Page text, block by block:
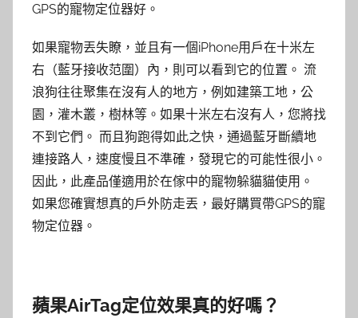
GPS的寵物定位器好。
如果寵物丟失瞭，並且有一個iPhone用戶在十米左
右（藍牙接收范圍）內，則可以看到它的位置。 流
浪狗往往聚集在沒有人的地方，例如建築工地，公
園，灌木叢，樹林等。如果十米左右沒有人，您將找
不到它們。 而且狗跑得如此之快，通過藍牙斷續地
連接路人，速度慢且不準確，發現它的可能性很小。
因此，此產品僅適用於在傢中的寵物躲貓貓使用。
如果您確實想真的戶外防走丟，最好購買帶GPS的寵
物定位器。
蘋果AirTag定位效果真的好嗎？